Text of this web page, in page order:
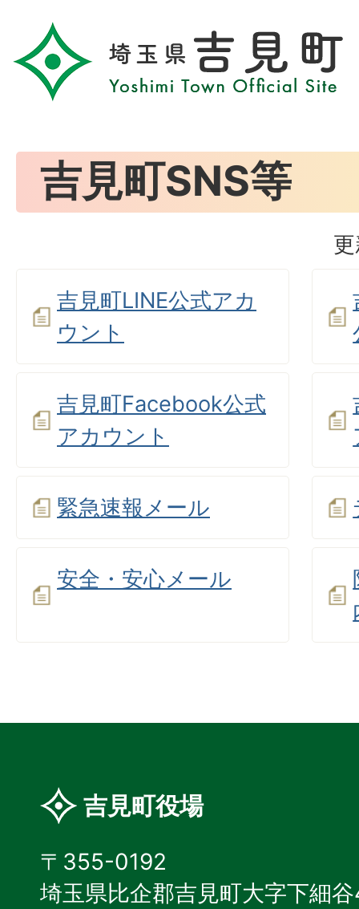
吉見町SNS等
吉見町LINE公式アカ
ウント
吉見町Facebook公式
アカウント
緊急速報メール
安全・安心メール
吉見町役場
〒355-0192
埼玉県比企郡吉見町大字下細谷